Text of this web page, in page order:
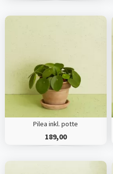
Pilea inkl. potte
189,00